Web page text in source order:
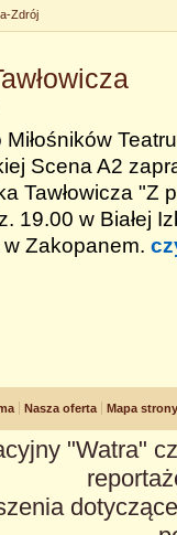
Zdrój
Scena A2
Tawłowicza "Z
19.00 w Białej
Zakopanem.
Nasza oferta Mapa strony
"Watra"